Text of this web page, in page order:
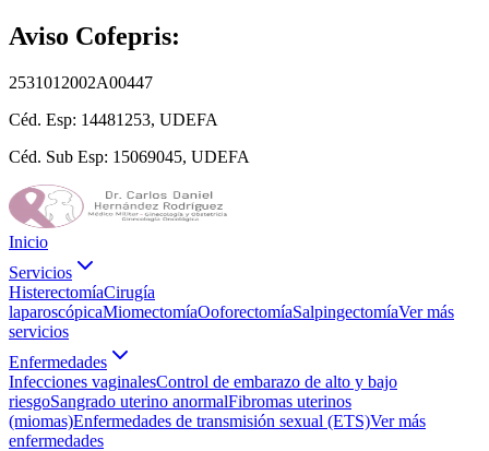
Aviso Cofepris:
2531012002A00447
Céd. Esp: 14481253, UDEFA
Céd. Sub Esp: 15069045, UDEFA
Inicio
Servicios
HisterectomíaCirugía
laparoscópicaMiomectomíaOoforectomíaSalpingectomíaVer más
servicios
Enfermedades
Infecciones vaginalesControl de embarazo de alto y bajo
riesgoSangrado uterino anormalFibromas uterinos
(miomas)Enfermedades de transmisión sexual (ETS)Ver más
enfermedades